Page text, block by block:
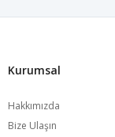
Kurumsal
Hakkımızda
Bize Ulaşın